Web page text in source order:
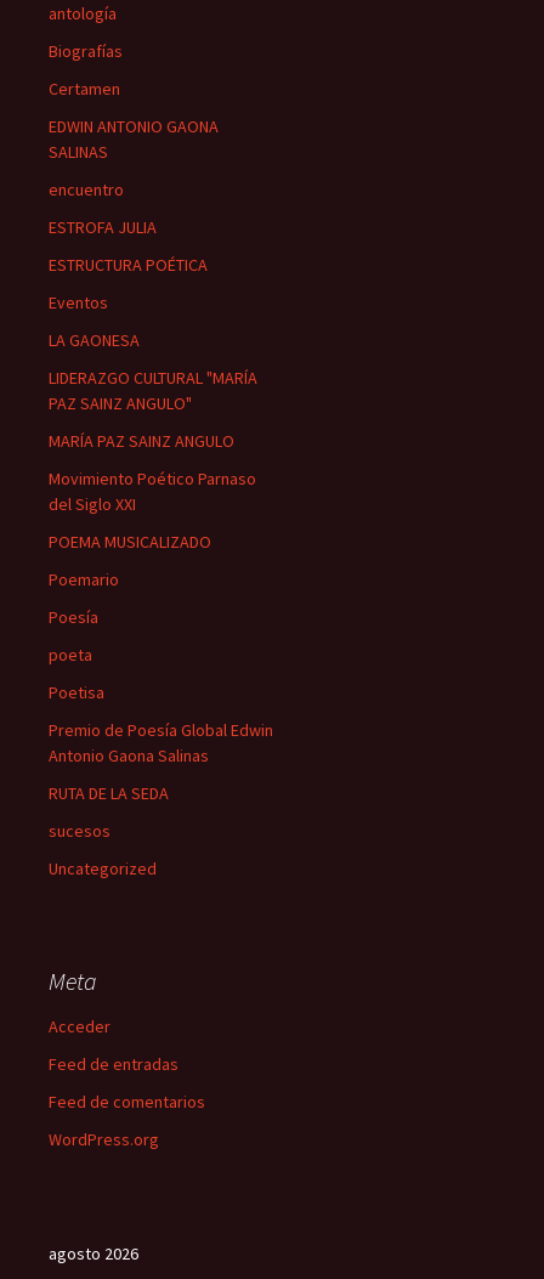
antología
Biografías
Certamen
EDWIN ANTONIO GAONA
SALINAS
encuentro
ESTROFA JULIA
ESTRUCTURA POÉTICA
Eventos
LA GAONESA
LIDERAZGO CULTURAL "MARÍA
PAZ SAINZ ANGULO"
MARÍA PAZ SAINZ ANGULO
Movimiento Poético Parnaso
del Siglo XXI
POEMA MUSICALIZADO
Poemario
Poesía
poeta
Poetisa
Premio de Poesía Global Edwin
Antonio Gaona Salinas
RUTA DE LA SEDA
sucesos
Uncategorized
Meta
Acceder
Feed de entradas
Feed de comentarios
WordPress.org
agosto 2026